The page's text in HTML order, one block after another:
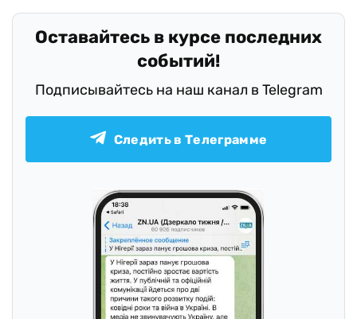
Оставайтесь в курсе последних
событий!
Подписывайтесь на наш канал в Telegram
Следить в Телеграмме